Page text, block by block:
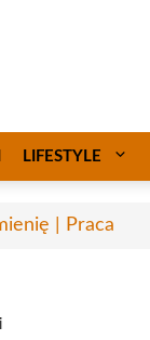
LIFESTYLE
| Praca